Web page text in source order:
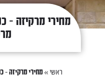
מחירי מרקיזה –
ראשי»מחירי מרקיזה –